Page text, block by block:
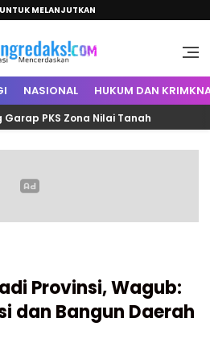
MELANJUTKAN
Redaksi
Mencerdaskan
NASIONAL HUKUM DAN
Zona Nilai Tanah
Provinsi, Wagub:
dan Bangun Daerah